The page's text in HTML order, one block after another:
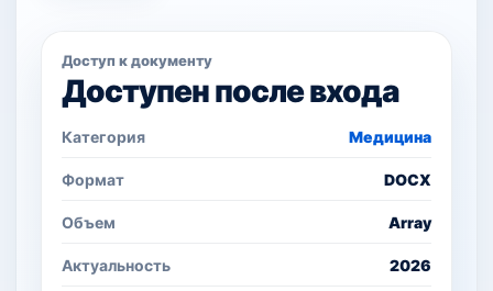
Доступ к документу
Доступен после входа
Категория Медицина
Формат DOCX
Объем Array
Актуальность 2026